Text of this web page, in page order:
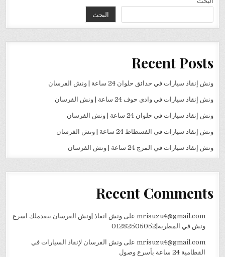
البحث
Recent Posts
ونش إنقاذ سيارات في حدائق حلوان 24 ساعة | ونش الفرسان
ونش إنقاذ سيارات في وادي حوف 24 ساعة | ونش الفرسان
ونش إنقاذ سيارات في حلوان 24 ساعة | ونش الفرسان
ونش إنقاذ سيارات في الفسطاط 24 ساعة | ونش الفرسان
ونش إنقاذ سيارات في المرج 24 ساعة | ونش الفرسان
Recent Comments
mrisuzu4@gmail.comعلى ونش انقاذ |ونش الفرسان بيقدملك اسرع
ونش في المطرية|01282505052
mrisuzu4@gmail.comعلى ونش الفرسان لإنقاذ السيارات في
القطامية 24 ساعة بأسرع وصول